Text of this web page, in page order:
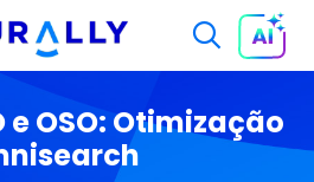
e OSO: Otimização